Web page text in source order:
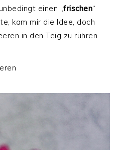
einen „frischen“
kam mir die Idee, doch
in den Teig zu rühren.